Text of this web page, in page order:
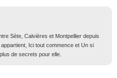
Sète, Calvières et Montpellier depuis
Ici tout commence et Un si
de secrets pour elle.